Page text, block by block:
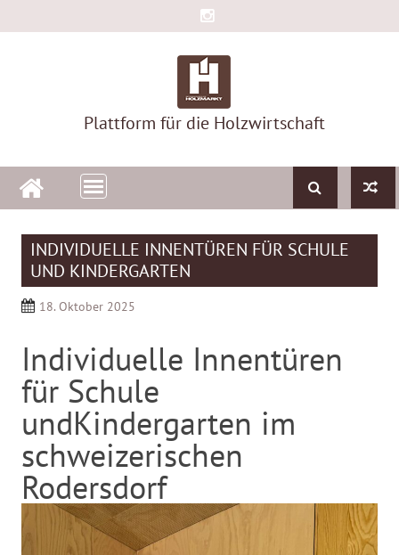
to
Plattform für die Holzwirtschaft
INDIVIDUELLE INNENTÜREN FÜR SCHULE
UND KINDERGARTEN
18. Oktober 2025
Individuelle Innentüren
für Schule
undKindergarten im
schweizerischen
Rodersdorf